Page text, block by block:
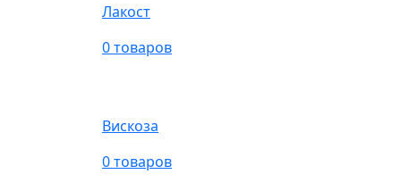
Лакост
0 товаров
Вискоза
0 товаров